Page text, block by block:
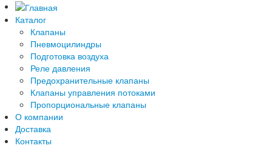
Каталог
Клапаны
Пневмоцилиндры
Подготовка воздуха
Реле давления
Предохранительные клапаны
Клапаны управления потоками
Пропорциональные клапаны
О компании
Доставка
Контакты